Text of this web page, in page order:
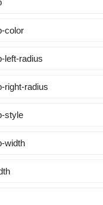
color
left-radius
right-radius
style
width